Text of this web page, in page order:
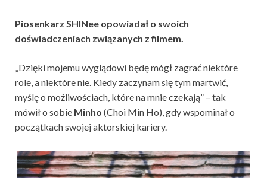
Piosenkarz SHINee opowiadał o swoich
doświadczeniach związanych z filmem.
„Dzięki mojemu wyglądowi będę mógł zagrać niektóre
role, a niektóre nie. Kiedy zaczynam się tym martwić,
myślę o możliwościach, które na mnie czekają” – tak
mówił o sobie Minho (Choi Min Ho), gdy wspominał o
początkach swojej aktorskiej kariery.